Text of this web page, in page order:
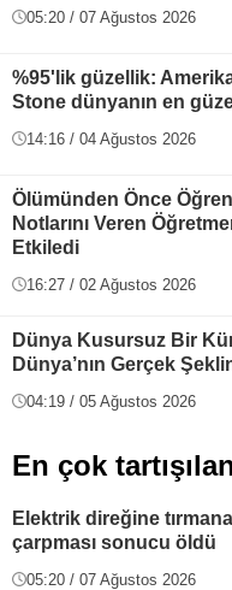
05:20 / 07 Ağustos 2026
%95'lik güzellik:
Stone dünyanın en
14:16 / 04 Ağustos 2026
Ölümünden Önce
Notlarını Veren
Etkiledi
16:27 / 02 Ağustos 2026
Dünya Kusursuz Bir
Dünya’nın Gerçek
04:19 / 05 Ağustos 2026
En çok
Elektrik direğine
çarpması sonucu öldü
05:20 / 07 Ağustos 2026